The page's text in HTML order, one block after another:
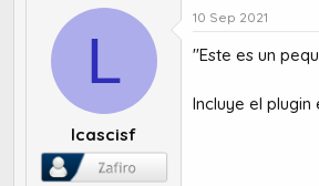
L
lcascisf
10 Sep 2021
"Este es un
Incluye el plugin